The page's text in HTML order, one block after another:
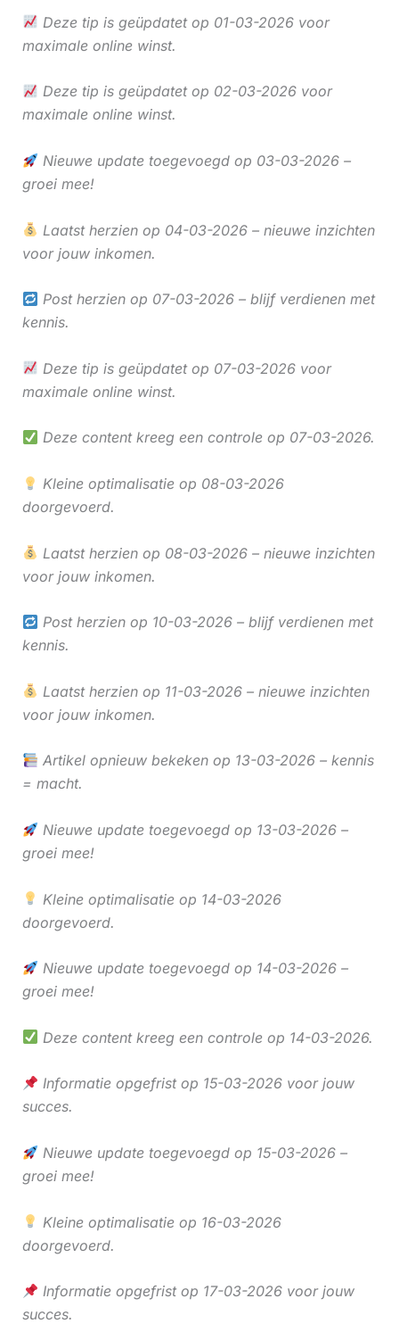
Deze tip is geüpdatet op 01-03-2026 voor
maximale online winst.
Deze tip is geüpdatet op 02-03-2026 voor
maximale online winst.
Nieuwe update toegevoegd op 03-03-2026 –
groei mee!
Laatst herzien op 04-03-2026 – nieuwe inzichten
voor jouw inkomen.
Post herzien op 07-03-2026 – blijf verdienen met
kennis.
Deze tip is geüpdatet op 07-03-2026 voor
maximale online winst.
Deze content kreeg een controle op 07-03-2026.
Kleine optimalisatie op 08-03-2026
doorgevoerd.
Laatst herzien op 08-03-2026 – nieuwe inzichten
voor jouw inkomen.
Post herzien op 10-03-2026 – blijf verdienen met
kennis.
Laatst herzien op 11-03-2026 – nieuwe inzichten
voor jouw inkomen.
Artikel opnieuw bekeken op 13-03-2026 – kennis
= macht.
Nieuwe update toegevoegd op 13-03-2026 –
groei mee!
Kleine optimalisatie op 14-03-2026
doorgevoerd.
Nieuwe update toegevoegd op 14-03-2026 –
groei mee!
Deze content kreeg een controle op 14-03-2026.
Informatie opgefrist op 15-03-2026 voor jouw
succes.
Nieuwe update toegevoegd op 15-03-2026 –
groei mee!
Kleine optimalisatie op 16-03-2026
doorgevoerd.
Informatie opgefrist op 17-03-2026 voor jouw
succes.